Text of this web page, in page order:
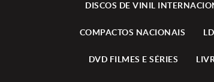
DISCOS DE VINIL
COMPACTOS NACIONAIS
DVD FILMES E SÉRIES